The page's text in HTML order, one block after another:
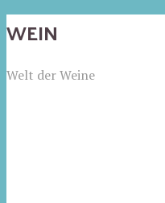
WEIN
Welt der Weine